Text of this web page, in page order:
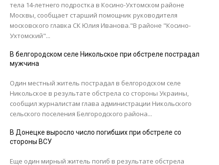
тела 14-летнего подростка в Косино-Ухтомском районе
Москвы, сообщает старший помощник руководителя
московского главка СК Юлия Иванова."В районе "Косино-
Ухтомский"...
В белгородском селе Никольское при обстреле пострадал
мужчина
Один местный житель пострадал в белгородском селе
Никольское в результате обстрела со стороны Украины,
сообщил журналистам глава администрации Никольского
сельского поселения Белгородского района...
В Донецке выросло число погибших при обстреле со
стороны ВСУ
Еще один мирный житель погиб в результате обстрела